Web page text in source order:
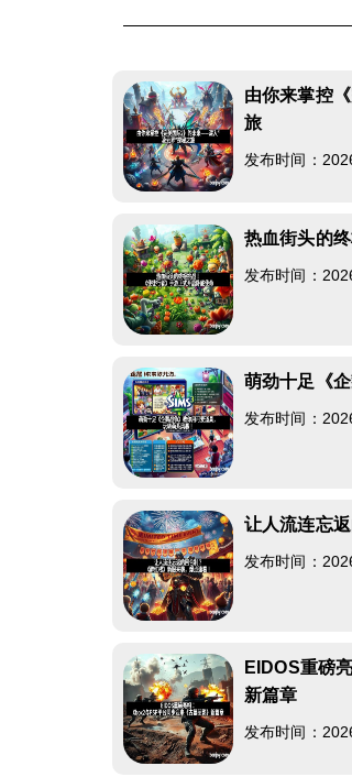
由你来掌控
旅
发布时间：
热血街头的
发布时间：
萌劲十足《
发布时间：
让人流连忘
发布时间：
EIDOS重磅
新篇章
发布时间：